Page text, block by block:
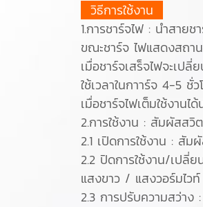
วิธีการใช้งาน
1.การชาร์จไฟ : นำสาย
ขณะชาร์จ ไฟแสดงสถา
เมื่อชาร์จเสร็จไฟจะเปลี่
ใช้เวลาในกาาร์จ 4-5 ชั่ว
เมื่อชาร์จไฟเต็มใช้งานไ
2.การใช้งาน : สัมผัสสวิ
2.1 เปิดการใช้งาน : สั
2.2 ปิดการใช้งาน/เปลี่
แสงขาว / แสงวอร์มไว
2.3 การปรับความสว่า